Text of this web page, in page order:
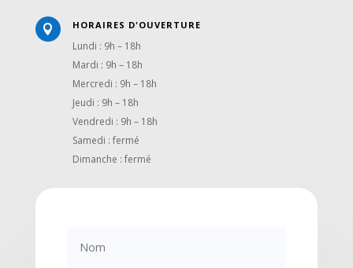
 HORAIRES D'OUVERTURE
Lundi : 9h – 18h
Mardi : 9h – 18h
Mercredi : 9h – 18h
Jeudi : 9h – 18h
Vendredi : 9h – 18h
Samedi : fermé
Dimanche : fermé